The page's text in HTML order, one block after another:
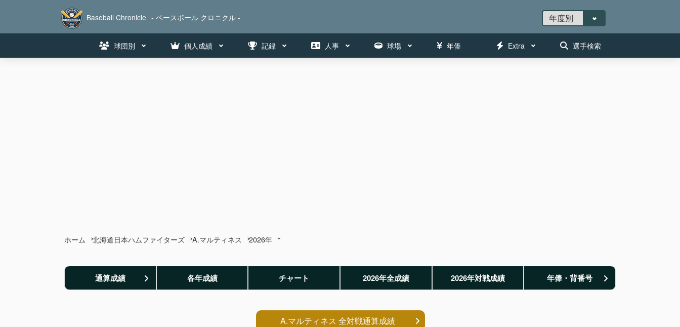
Baseball Chronicle - ベースボール クロニクル -
球団別 個人成績 記録 人事 球場 年俸 Extra 選手検索
ホーム 北海道日本ハムファイターズ A.マルティネス 2026年
通算成績 各年成績 チャート 2026年全成績 2026年対戦成績 年俸・背番号
A.マルティネス 全対戦通算成績